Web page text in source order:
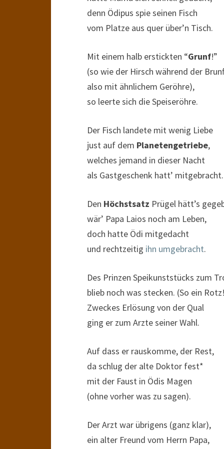
denn Ödipus spie seinen Fisch
vom Platze aus quer über’n Tisch.
Mit einem halb erstickten “Grunf!”
(so wie der Hirsch während der
also mit ähnlichem Geröhre),
so leerte sich die Speiseröhre.
Der Fisch landete mit wenig Liebe
just auf dem Planetengetriebe,
welches jemand in dieser Nacht
als Gastgeschenk hatt’ mitgebracht.
Den Höchstsatz Prügel hätt’s
wär’ Papa Laios noch am Leben,
doch hatte Ödi mitgedacht
und rechtzeitig ihn umgebracht.
Des Prinzen Speikunststücks zum
blieb noch was stecken. (So ein
Zweckes Erlösung von der Qual
ging er zum Arzte seiner Wahl.
Auf dass er rauskomme, der Rest,
da schlug der alte Doktor fest*
mit der Faust in Ödis Magen
(ohne vorher was zu sagen).
Der Arzt war übrigens (ganz klar),
ein alter Freund vom Herrn Papa,